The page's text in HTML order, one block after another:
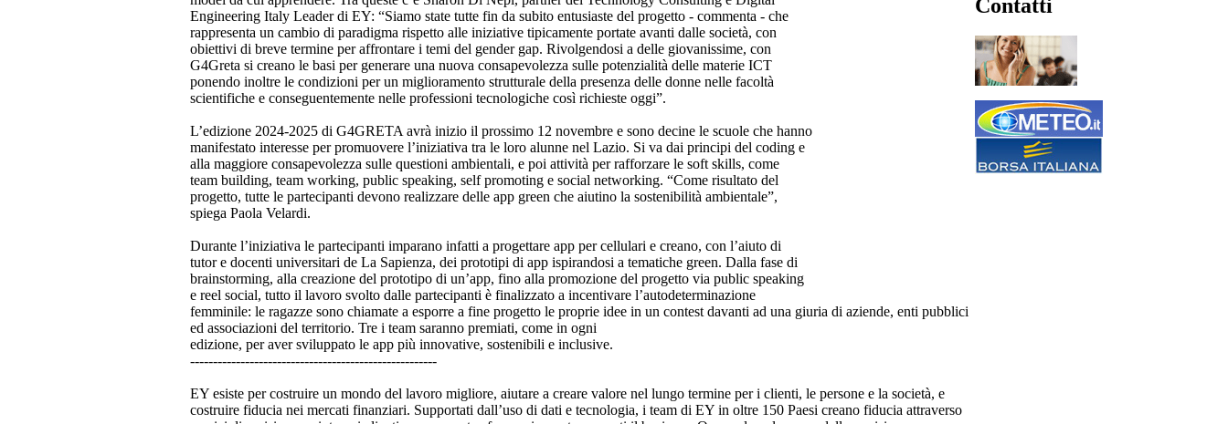
Engineering Italy Leader di EY: “Siamo state tutte fin da subito entusiaste del progetto - commenta - che
rappresenta un cambio di paradigma rispetto alle iniziative tipicamente portate avanti dalle società, con
obiettivi di breve termine per affrontare i temi del gender gap. Rivolgendosi a delle giovanissime, con
G4Greta si creano le basi per generare una nuova consapevolezza sulle potenzialità delle materie ICT
ponendo inoltre le condizioni per un miglioramento strutturale della presenza delle donne nelle facoltà
scientifiche e conseguentemente nelle professioni tecnologiche così richieste oggi”.
L’edizione 2024-2025 di G4GRETA avrà inizio il prossimo 12 novembre e sono decine le scuole che hanno
manifestato interesse per promuovere l’iniziativa tra le loro alunne nel Lazio. Si va dai principi del coding e
alla maggiore consapevolezza sulle questioni ambientali, e poi attività per rafforzare le soft skills, come
team building, team working, public speaking, self promoting e social networking. “Come risultato del
progetto, tutte le partecipanti devono realizzare delle app green che aiutino la sostenibilità ambientale”,
spiega Paola Velardi.
Durante l’iniziativa le partecipanti imparano infatti a progettare app per cellulari e creano, con l’aiuto di
tutor e docenti universitari de La Sapienza, dei prototipi di app ispirandosi a tematiche green. Dalla fase di
brainstorming, alla creazione del prototipo di un’app, fino alla promozione del progetto via public speaking
e reel social, tutto il lavoro svolto dalle partecipanti è finalizzato a incentivare l’autodeterminazione
femminile: le ragazze sono chiamate a esporre a fine progetto le proprie idee in un contest davanti ad una giuria di aziende, enti pubblici
ed associazioni del territorio. Tre i team saranno premiati, come in ogni
edizione, per aver sviluppato le app più innovative, sostenibili e inclusive.
------------------------------------------------------
EY esiste per costruire un mondo del lavoro migliore, aiutare a creare valore nel lungo termine per i clienti, le persone e la società, e
costruire fiducia nei mercati finanziari. Supportati dall’uso di dati e tecnologia, i team di EY in oltre 150 Paesi creano fiducia attraverso
Contatti